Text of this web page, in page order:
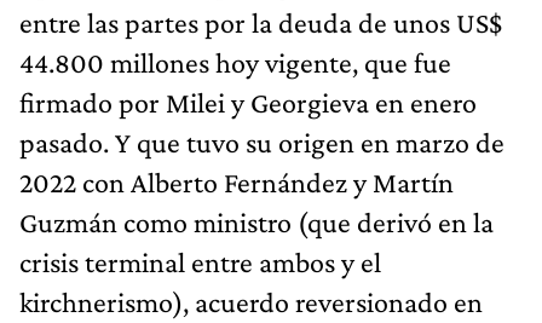
entre las partes por la deuda de unos US$
44.800 millones hoy vigente, que fue
firmado por Milei y Georgieva en enero
pasado. Y que tuvo su origen en marzo de
2022 con Alberto Fernández y Martín
Guzmán como ministro (que derivó en la
crisis terminal entre ambos y el
kirchnerismo), acuerdo reversionado en